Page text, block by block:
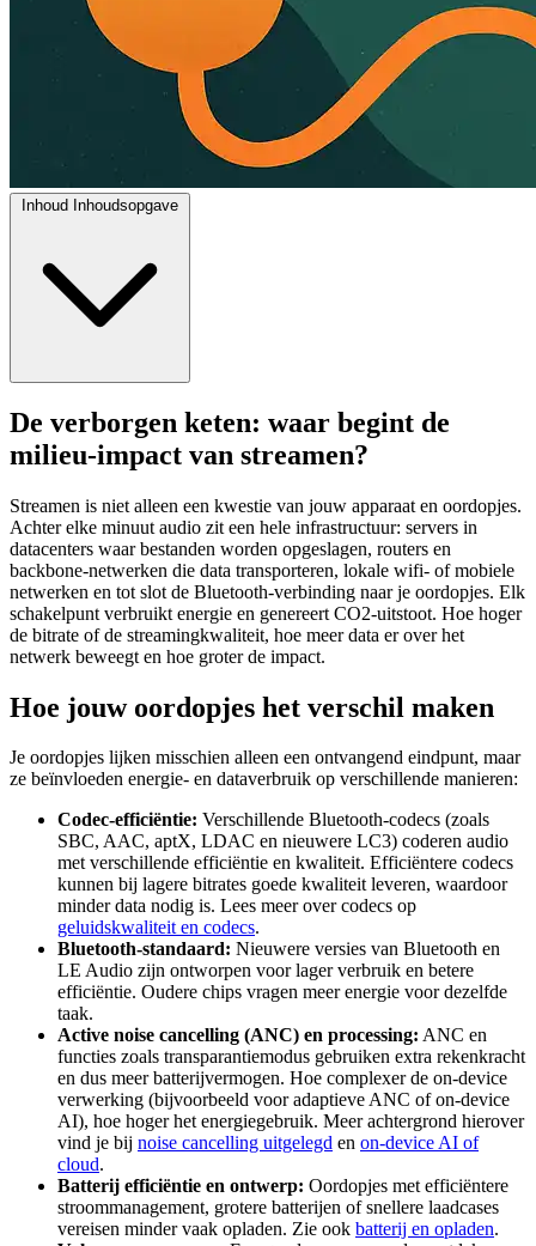
Inhoud Inhoudsopgave
De verborgen keten: waar begint de
milieu-impact van streamen?
Streamen is niet alleen een kwestie van jouw apparaat en oordopjes.
Achter elke minuut audio zit een hele infrastructuur: servers in
datacenters waar bestanden worden opgeslagen, routers en
backbone-netwerken die data transporteren, lokale wifi- of mobiele
netwerken en tot slot de Bluetooth-verbinding naar je oordopjes. Elk
schakelpunt verbruikt energie en genereert CO2-uitstoot. Hoe hoger
de bitrate of de streamingkwaliteit, hoe meer data er over het
netwerk beweegt en hoe groter de impact.
Hoe jouw oordopjes het verschil maken
Je oordopjes lijken misschien alleen een ontvangend eindpunt, maar
ze beïnvloeden energie- en dataverbruik op verschillende manieren:
Codec-efficiëntie: Verschillende Bluetooth-codecs (zoals
SBC, AAC, aptX, LDAC en nieuwere LC3) coderen audio
met verschillende efficiëntie en kwaliteit. Efficiëntere codecs
kunnen bij lagere bitrates goede kwaliteit leveren, waardoor
minder data nodig is. Lees meer over codecs op
geluidskwaliteit en codecs.
Bluetooth-standaard: Nieuwere versies van Bluetooth en
LE Audio zijn ontworpen voor lager verbruik en betere
efficiëntie. Oudere chips vragen meer energie voor dezelfde
taak.
Active noise cancelling (ANC) en processing: ANC en
functies zoals transparantiemodus gebruiken extra rekenkracht
en dus meer batterijvermogen. Hoe complexer de on-device
verwerking (bijvoorbeeld voor adaptieve ANC of on-device
AI), hoe hoger het energiegebruik. Meer achtergrond hierover
vind je bij noise cancelling uitgelegd en on-device AI of
cloud.
Batterij efficiëntie en ontwerp: Oordopjes met efficiëntere
stroommanagement, grotere batterijen of snellere laadcases
vereisen minder vaak opladen. Zie ook batterij en opladen.